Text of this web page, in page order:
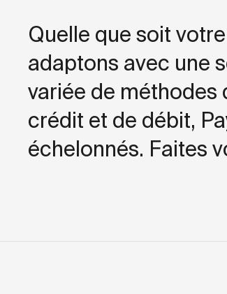
Quelle que soit
adaptons avec une
variée de méthodes
crédit et de débit,
échelonnés. Faites